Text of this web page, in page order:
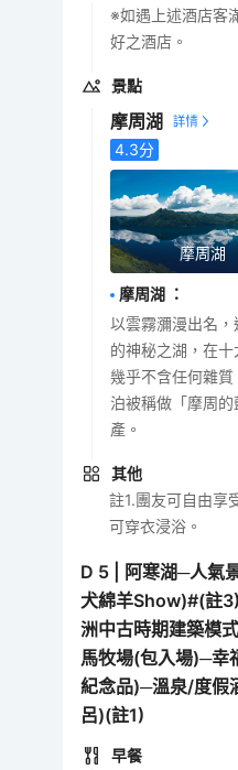
※如遇上述酒店客
好之酒店。
景點
摩周湖
4.3分
摩周湖
摩周湖 ：
以雲霧瀰漫出名
的神秘之湖，在
幾乎不含任何雜
泊被稱做「摩周
產。
其他
註1.團友可自由享
可穿衣浸浴。
D 5
阿寒湖─人氣
犬綿羊Show)#(註
洲中古時期建築模
馬牧場(包入場)─幸
紀念品)─溫泉/度假
呂)(註1)
早餐